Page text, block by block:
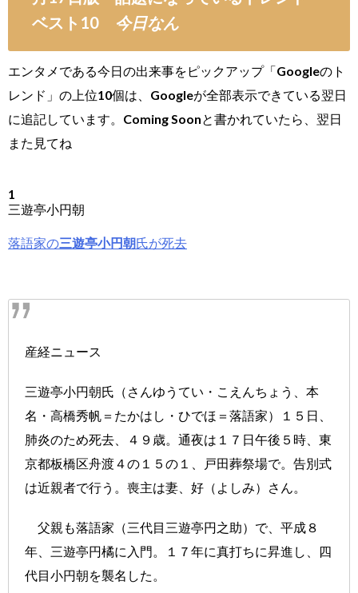
ベスト10 今日なん
エンタメである今日の出来事をピックアップ「Googleのト
レンド」の上位10個は、Googleが全部表示できている翌日
に追記しています。Coming Soonと書かれていたら、翌日
また見てね
1
三遊亭小円朝
落語家の三遊亭小円朝氏が死去
産経ニュース
三遊亭小円朝氏（さんゆうてい・こえんちょう、本
名・高橋秀帆＝たかはし・ひでほ＝落語家）１５日、
肺炎のため死去、４９歳。通夜は１７日午後５時、東
京都板橋区舟渡４の１５の１、戸田葬祭場で。告別式
は近親者で行う。喪主は妻、好（よしみ）さん。
父親も落語家（三代目三遊亭円之助）で、平成８
年、三遊亭円橘に入門。１７年に真打ちに昇進し、四
代目小円朝を襲名した。